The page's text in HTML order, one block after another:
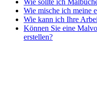
Wie mische ich meine
Wie kann ich Ihre
Können Sie eine
erstellen?